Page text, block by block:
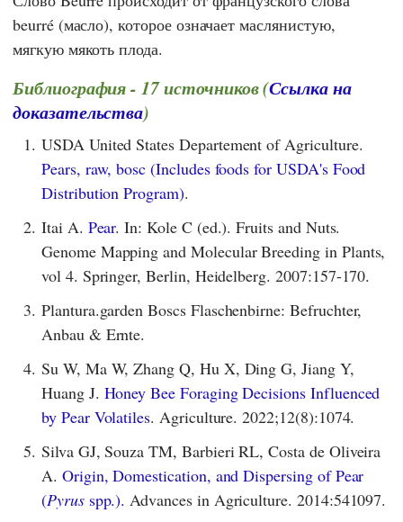
beurré (масло), которое означает маслянистую,
мягкую мякоть плода.
Библиография - 17 источников (Ссылка на
доказательства)
1. USDA United States Departement of Agriculture.
Pears, raw, bosc (Includes foods for USDA's Food
Distribution Program).
2. Itai A. Pear. In: Kole C (ed.). Fruits and Nuts.
Genome Mapping and Molecular Breeding in Plants,
vol 4. Springer, Berlin, Heidelberg. 2007:157-170.
3. Plantura.garden Boscs Flaschenbirne: Befruchter,
Anbau & Ernte.
4. Su W, Ma W, Zhang Q, Hu X, Ding G, Jiang Y,
Huang J. Honey Bee Foraging Decisions Influenced
by Pear Volatiles. Agriculture. 2022;12(8):1074.
5. Silva GJ, Souza TM, Barbieri RL, Costa de Oliveira
A. Origin, Domestication, and Dispersing of Pear
(Pyrusspp.). Advances in Agriculture. 2014:541097.